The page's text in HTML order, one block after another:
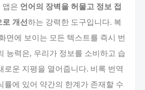
앱은 언어의 장벽을 허물고 정보 접
개선하는 강력한 도구입니다. 복
면에 보이는 모든 텍스트를 즉시 번
능력은, 우리가 정보를 소비하고 습
로운 지평을 열어줍니다. 비록 번역
률에 있어 약간의 한계가 존재할 수